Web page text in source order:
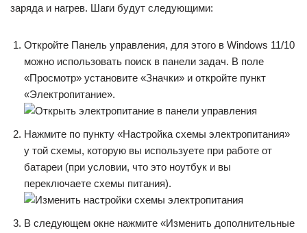
заряда и нагрев. Шаги будут следующими:
Откройте Панель управления, для этого в Windows 11/10
можно использовать поиск в панели задач. В поле
«Просмотр» установите «Значки» и откройте пункт
«Электропитание».
Нажмите по пункту «Настройка схемы электропитания»
у той схемы, которую вы используете при работе от
батареи (при условии, что это ноутбук и вы
переключаете схемы питания).
В следующем окне нажмите «Изменить дополнительные